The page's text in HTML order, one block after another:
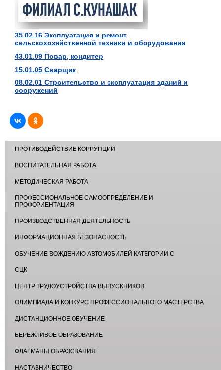
35.02.16 Эксплуатация и ремонт
сельскохозяйственной техники и оборудования
43.01.09 Повар, кондитер
15.01.05 Сварщик
08.02.01 Строительство и эксплуатация зданий и
сооружений
ПРОТИВОДЕЙСТВИЕ КОРРУПЦИИ
ВОСПИТАТЕЛЬНАЯ РАБОТА
МЕТОДИЧЕСКАЯ РАБОТА
ПРОФЕССИОНАЛЬНОЕ САМООПРЕДЕЛЕНИЕ И
ПРОФОРИЕНТАЦИЯ
ПРОИЗВОДСТВЕННАЯ ДЕЯТЕЛЬНОСТЬ
ИНФОРМАЦИОННАЯ БЕЗОПАСНОСТЬ
ОБУЧЕНИЕ ВОЖДЕНИЮ АВТОМОБИЛЕЙ КАТЕГОРИИ С
СЦК
ЦЕНТР ТРУДОУСТРОЙСТВА ВЫПУСКНИКОВ
ОЛИМПИАДА И КОНКУРС ПРОФЕССИОНАЛЬНОГО МАСТЕРСТВА
ДИСТАНЦИОННОЕ ОБУЧЕНИЕ
БЕРЕЖЛИВОЕ ОБРАЗОВАНИЕ
ФЛАГМАНЫ ОБРАЗОВАНИЯ
НАСТАВНИЧЕСТВО